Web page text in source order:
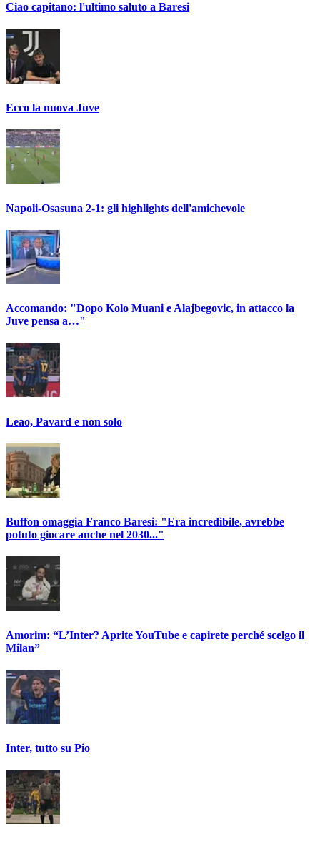
Ciao capitano: l'ultimo saluto a Baresi
Ecco la nuova Juve
Napoli-Osasuna 2-1: gli highlights dell'amichevole
Accomando: "Dopo Kolo Muani e Alajbegovic, in attacco la
Juve pensa a…"
Leao, Pavard e non solo
Buffon omaggia Franco Baresi: "Era incredibile, avrebbe
potuto giocare anche nel 2030..."
Amorim: “L’Inter? Aprite YouTube e capirete perché scelgo il
Milan”
Inter, tutto su Pio